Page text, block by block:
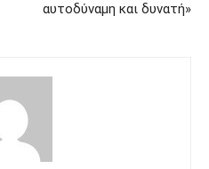
αυτοδύναμη και δυνατή»